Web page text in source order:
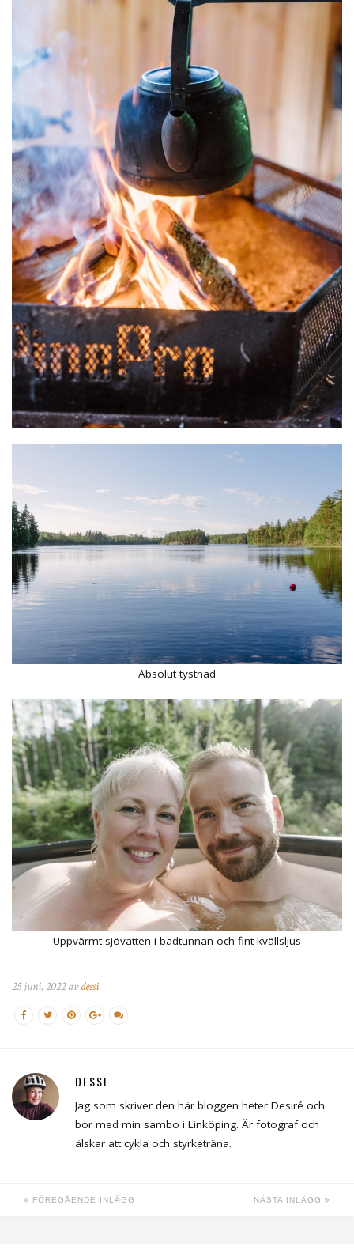
Absolut tystnad
Uppvärmt sjövatten i badtunnan och fint kvällsljus
25 juni, 2022 avdessi
DESSI
Jag som skriver den här bloggen heter Desiré och
bor med min sambo i Linköping. Är fotograf och
älskar att cykla och styrketräna.
FÖREGÅENDE INLÄGG NÄSTA INLÄGG